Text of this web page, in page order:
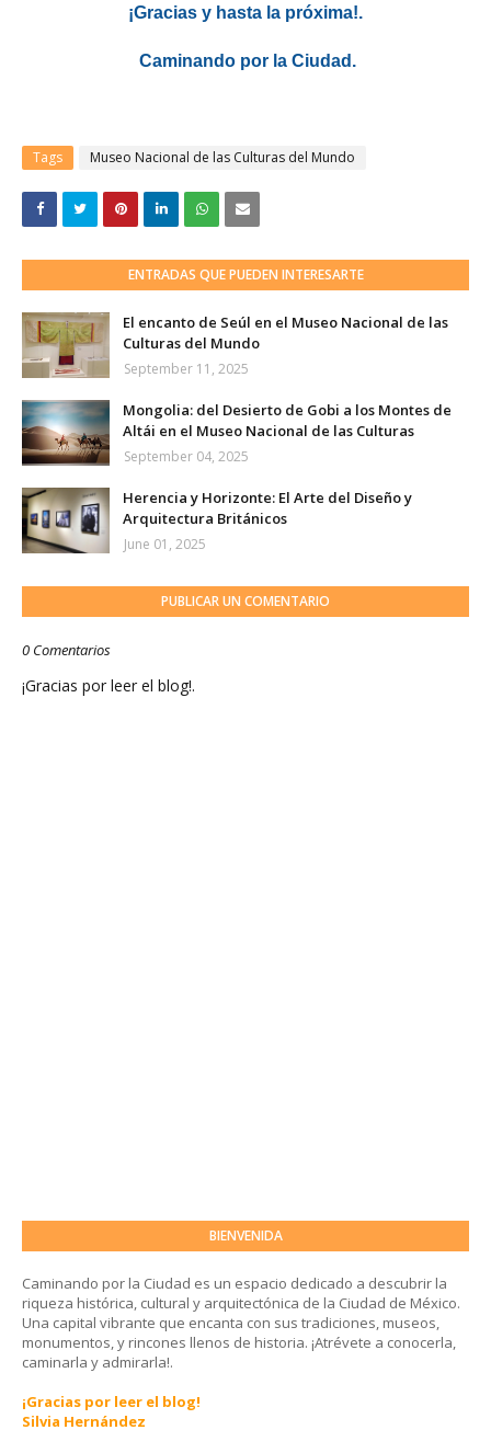
¡Gracias y hasta la próxima!.
Caminando por la Ciudad.
Tags Museo Nacional de las Culturas del Mundo
ENTRADAS QUE PUEDEN INTERESARTE
El encanto de Seúl en el Museo Nacional de las
Culturas del Mundo
September 11, 2025
Mongolia: del Desierto de Gobi a los Montes de
Altái en el Museo Nacional de las Culturas
September 04, 2025
Herencia y Horizonte: El Arte del Diseño y
Arquitectura Británicos
June 01, 2025
PUBLICAR UN COMENTARIO
0 Comentarios
¡Gracias por leer el blog!.
BIENVENIDA
Caminando por la Ciudad es un espacio dedicado a descubrir la
riqueza histórica, cultural y arquitectónica de la Ciudad de México.
Una capital vibrante que encanta con sus tradiciones, museos,
monumentos, y rincones llenos de historia. ¡Atrévete a conocerla,
caminarla y admirarla!.
¡Gracias por leer el blog!
Silvia Hernández